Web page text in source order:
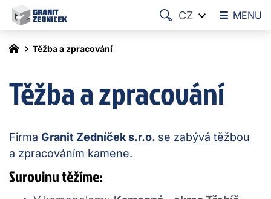
Těžba a zpracování
Těžba a zpracování
Firma Granit Zedníček s.r.o. se zabývá těžbou
a zpracováním kamene.
Surovinu těžíme:
MENU
CZ